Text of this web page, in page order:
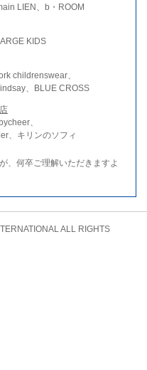
LIEN、b・ROOM
KIDS
childrenswear、
、BLUE CROSS
、
、キリンのソフィ
、何卒ご理解いただきますよ